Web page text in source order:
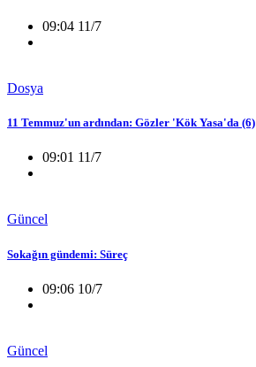
09:04 11/7
Dosya
11 Temmuz'un ardından: Gözler 'Kök Yasa'da (6)
09:01 11/7
Güncel
Sokağın gündemi: Süreç
09:06 10/7
Güncel